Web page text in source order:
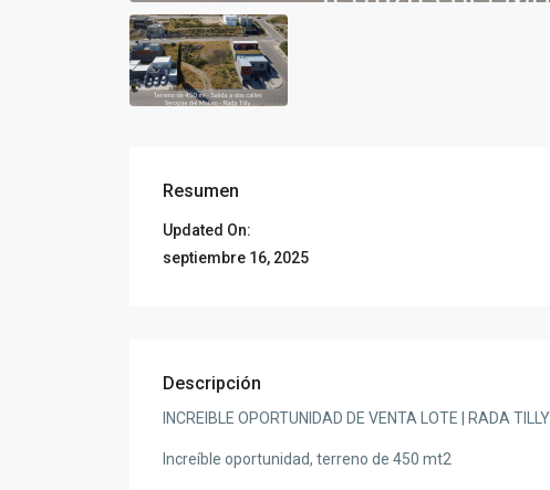
Resumen
Updated On:
septiembre 16, 2025
Descripción
INCREIBLE OPORTUNIDAD DE VENTA LOTE | RADA
Increíble oportunidad, terreno de 450 mt2